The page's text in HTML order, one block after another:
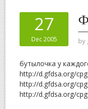
27
Dec 2005 by
бутылочка у
http://d.gfdsa.org/
http://d.gfdsa.org/
http://d.gfdsa.org/